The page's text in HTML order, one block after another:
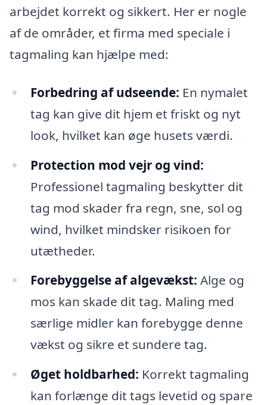
arbejdet korrekt og sikkert. Her er nogle
af de områder, et firma med speciale i
tagmaling kan hjælpe med:
Forbedring af udseende: En nymalet
tag kan give dit hjem et friskt og nyt
look, hvilket kan øge husets værdi.
Protection mod vejr og vind:
Professionel tagmaling beskytter dit
tag mod skader fra regn, sne, sol og
wind, hvilket mindsker risikoen for
utætheder.
Forebyggelse af algevækst: Alge og
mos kan skade dit tag. Maling med
særlige midler kan forebygge denne
vækst og sikre et sundere tag.
Øget holdbarhed: Korrekt tagmaling
kan forlænge dit tags levetid og spare